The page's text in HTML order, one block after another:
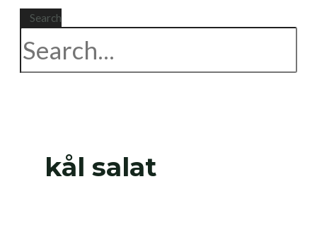
Search
kål salat